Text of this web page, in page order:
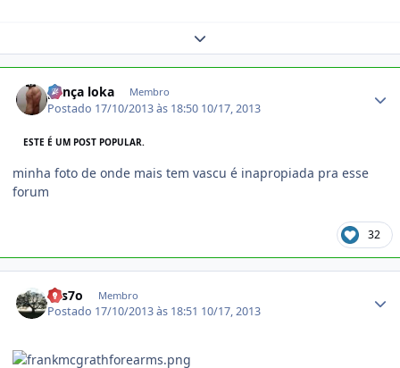
Expand topic overview
pança loka Membro
Postado 17/10/2013 às 18:50 10/17, 2013
ESTE É UM POST POPULAR.
minha foto de onde mais tem vascu é inapropiada pra esse
forum
32
7es7o Membro
Postado 17/10/2013 às 18:51 10/17, 2013